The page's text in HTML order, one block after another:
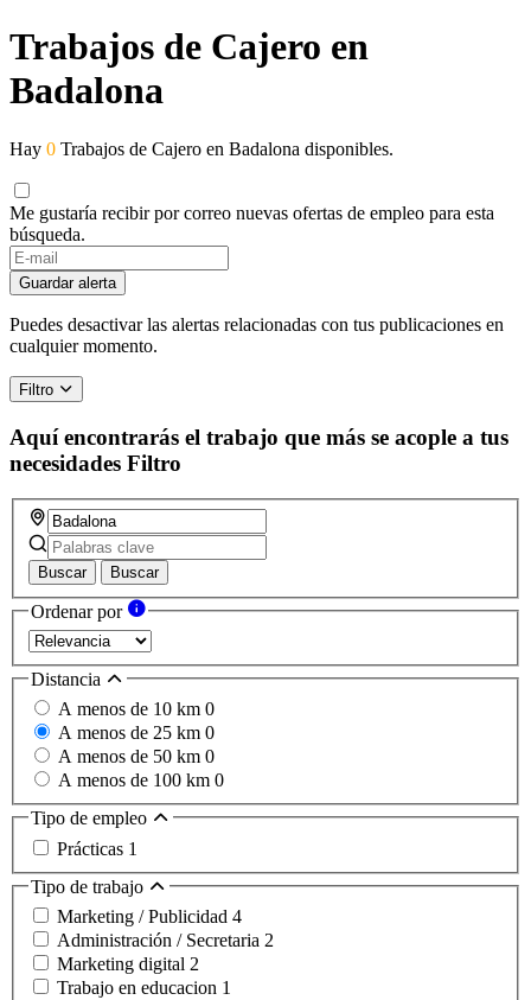
Trabajos de Cajero en
Badalona
Hay 0 Trabajos de Cajero en Badalona disponibles.
Me gustaría recibir por correo nuevas ofertas de empleo para esta
búsqueda.
If
you
are
a
human,
ignore
this
field
Guardar alerta
Puedes desactivar las alertas relacionadas con tus publicaciones en
cualquier momento.
Filtro
Aquí encontrarás el trabajo que más se acople a tus
necesidades Filtro
Buscar Buscar
Ordenar por
Distancia
A menos de 10 km 0
A menos de 25 km 0
A menos de 50 km 0
A menos de 100 km 0
Tipo de empleo
Prácticas 1
Tipo de trabajo
Marketing / Publicidad 4
Administración / Secretaria 2
Marketing digital 2
Trabajo en educacion 1